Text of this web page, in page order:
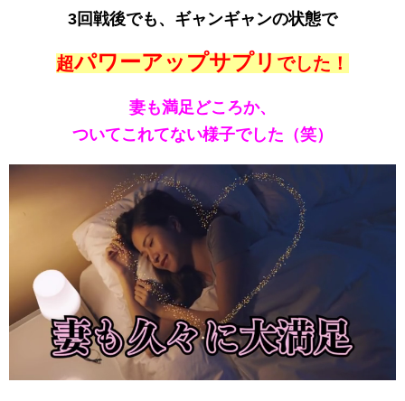
3回戦後でも、ギャンギャンの状態で
超パワーアップサプリ でした！
妻も満足どころか、
ついてこれてない様子でした（笑）